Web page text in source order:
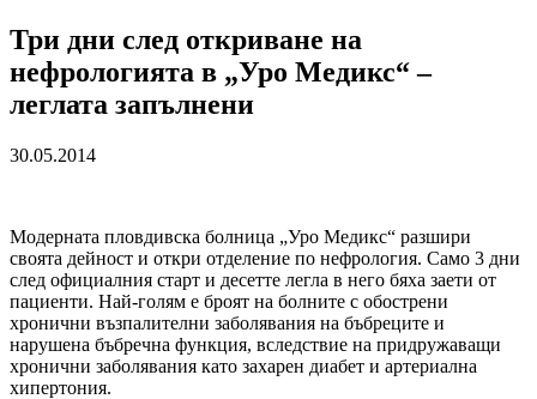
Три дни след откриване на
нефрологията в „Уро Медикс“ –
леглата запълнени
30.05.2014
Модерната пловдивска болница „Уро Медикс“ разшири
своята дейност и откри отделение по нефрология. Само 3 дни
след официалния старт и десетте легла в него бяха заети от
пациенти. Най-голям е броят на болните с обострени
хронични възпалителни заболявания на бъбреците и
нарушена бъбречна функция, вследствие на придружаващи
хронични заболявания като захарен диабет и артериална
хипертония.